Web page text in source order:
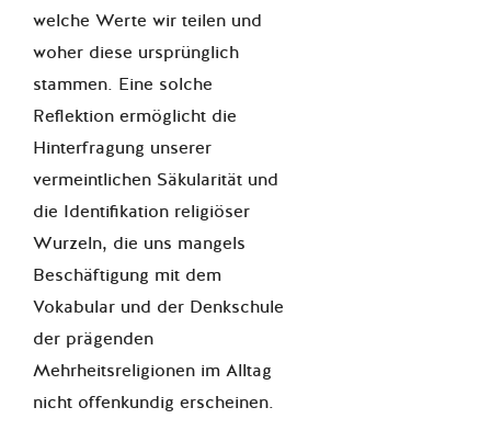
welche Werte wir teilen und
woher diese ursprünglich
stammen. Eine solche
Reflektion ermöglicht die
Hinterfragung unserer
vermeintlichen Säkularität und
die Identifikation religiöser
Wurzeln, die uns mangels
Beschäftigung mit dem
Vokabular und der Denkschule
der prägenden
Mehrheitsreligionen im Alltag
nicht offenkundig erscheinen.